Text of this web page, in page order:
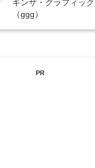
ギンザ・グラフィッ
（ggg）
PR